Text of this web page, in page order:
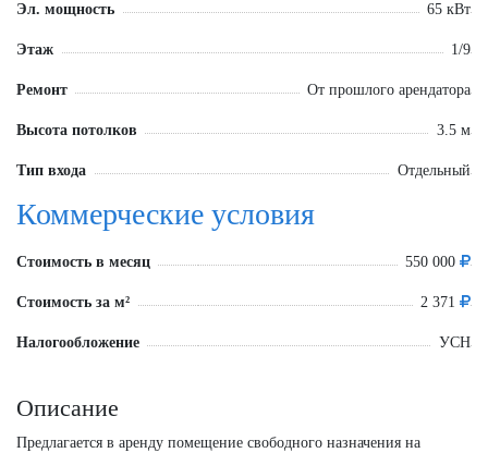
Эл. мощность 65 кВт
Этаж 1/9
Ремонт От прошлого арендатора
Высота потолков 3.5 м
Тип входа Отдельный
Коммерческие условия
Стоимость в месяц 550 000
Стоимость за м² 2 371
Налогообложение УСН
Описание
Предлагается в аренду помещение свободного назначения на